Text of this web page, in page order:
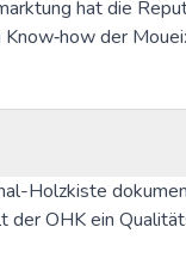
hat die
der
Holzkiste
OHK ein